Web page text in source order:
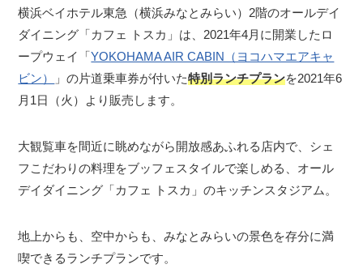
横浜ベイホテル東急（横浜みなとみらい）2階のオールデイ
ダイニング「カフェ トスカ」は、2021年4月に開業したロ
ープウェイ「YOKOHAMA AIR CABIN（ヨコハマエアキャ
ビン）
」の片道乗車券が付いた特別ランチプランを2021年6
月1日（火）より販売します。
大観覧車を間近に眺めながら開放感あふれる店内で、シェ
フこだわりの料理をブッフェスタイルで楽しめる、オール
デイダイニング「カフェ トスカ」のキッチンスタジアム。
地上からも、空中からも、みなとみらいの景色を存分に満
喫できるランチプランです。